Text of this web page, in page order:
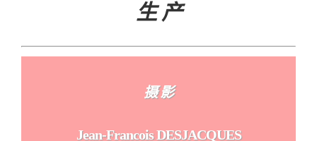
生 产
摄 影
Jean-Francois DESJACQUES